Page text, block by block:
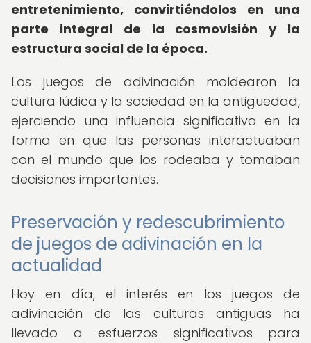
entretenimiento, convirtiéndolos en una
parte integral de la cosmovisión y la
estructura social de la época.
Los juegos de adivinación moldearon la
cultura lúdica y la sociedad en la antigüedad,
ejerciendo una influencia significativa en la
forma en que las personas interactuaban
con el mundo que los rodeaba y tomaban
decisiones importantes.
Preservación y redescubrimiento
de juegos de adivinación en la
actualidad
Hoy en día, el interés en los juegos de
adivinación de las culturas antiguas ha
llevado a esfuerzos significativos para